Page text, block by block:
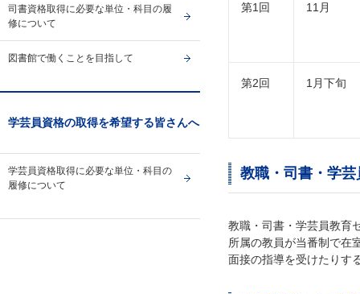
第1回 11月
第2回 1月下旬
教職・司書・学
教職・司書・学芸員教育
所属の教員が当番制で在
面接の指導を受けたりす
司書資格取得に必要な単位・科目の履
修について
図書館で働くことを目指して
学芸員資格の取得を希望する皆さんへ
学芸員資格取得に必要な単位・科目の
履修について